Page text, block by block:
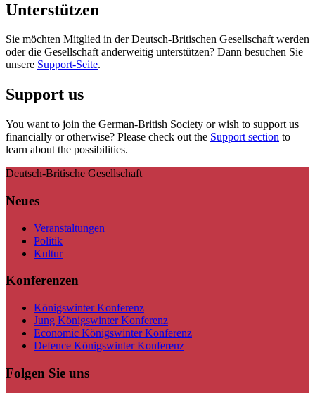
Unterstützen
Sie möchten Mitglied in der Deutsch-Britischen Gesellschaft werden
oder die Gesellschaft anderweitig unterstützen? Dann besuchen Sie
unsere Support-Seite.
Support us
You want to join the German-British Society or wish to support us
financially or otherwise? Please check out the Support section to
learn about the possibilities.
Deutsch-Britische Gesellschaft
Neues
Veranstaltungen
Politik
Kultur
Konferenzen
Königswinter Konferenz
Jung Königswinter Konferenz
Economic Königswinter Konferenz
Defence Königswinter Konferenz
Folgen Sie uns